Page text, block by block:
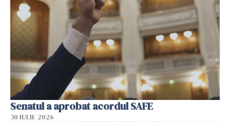
Senatul a aprobat acordul SAFE
30 IULIE 2026